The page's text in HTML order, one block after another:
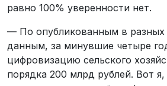
равно 100% уверенности нет.
— По опубликованным в разных
данным, за минувшие четыре
цифровизацию сельского
порядка 200 млрд рублей. Вот я,